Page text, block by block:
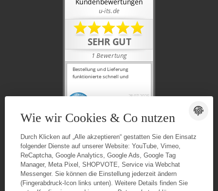
Wie wir Cookies & Co nutzen
Durch Klicken auf „Alle akzeptieren“ gestatten Sie den Einsatz
folgender Dienste auf unserer Website: YouTube, Vimeo,
ReCaptcha, Google Analytics, Google Ads, Google Tag
Manager, Meta Pixel, SHOPVOTE, Service via Webchat
Messenger. Sie können die Einstellung jederzeit ändern
(Fingerabdruck-Icon links unten). Weitere Details finden Sie